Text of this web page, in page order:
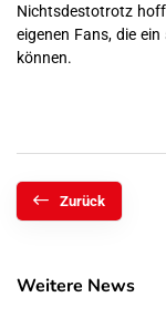
Nichtsdestotrotz
eigenen Fans, die
können.
Zurück
Weitere News